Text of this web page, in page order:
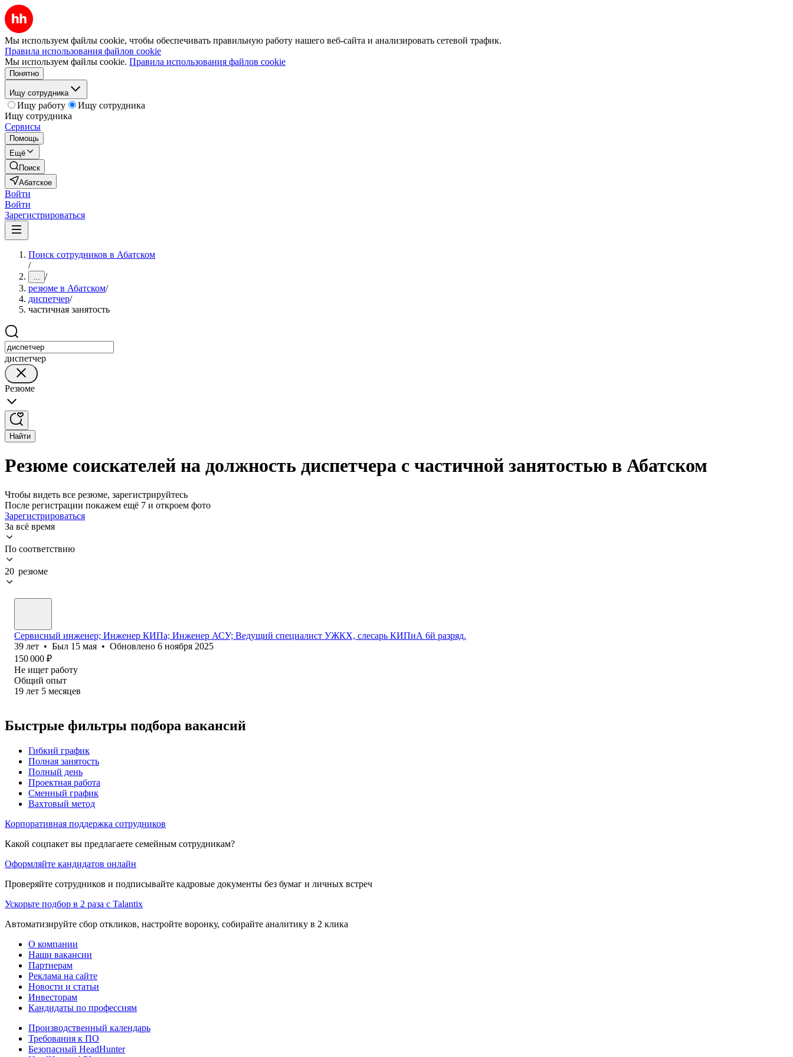
Мы используем файлы cookie, чтобы обеспечивать правильную работу нашего веб-сайта и анализировать сетевой трафик.
Правила использования файлов cookie
Мы используем файлы cookie. Правила использования файлов cookie
Понятно
Ищу сотрудника
Ищу работу
Ищу сотрудника
Ищу сотрудника
Сервисы
Помощь
Ещё
Поиск
Абатское
Войти
Войти
Зарегистрироваться
Поиск сотрудников в Абатском
/
... /
резюме в Абатском/
диспетчер/
частичная занятость
диспетчер
Резюме
Найти
Резюме соискателей на должность диспетчера с частичной занятостью в Абатском
Чтобы видеть все резюме, зарегистрируйтесь
После регистрации покажем ещё 7 и откроем фото
Зарегистрироваться
За всё время
По соответствию
20 резюме
Сервисный инженер; Инженер КИПа; Инженер АСУ; Ведущий специалист УЖКХ, слесарь КИПиА 6й разряд.
39 лет • Был 15 мая • Обновлено 6 ноября 2025
150 000 ₽
Не ищет работу
Общий опыт
19 лет 5 месяцев
Быстрые фильтры подбора вакансий
Гибкий график
Полная занятость
Полный день
Проектная работа
Сменный график
Вахтовый метод
Корпоративная поддержка сотрудников
Какой соцпакет вы предлагаете семейным сотрудникам?
Оформляйте кандидатов онлайн
Проверяйте сотрудников и подписывайте кадровые документы без бумаг и личных встреч
Ускорьте подбор в 2 раза с Talantix
Автоматизируйте сбор откликов, настройте воронку, собирайте аналитику в 2 клика
О компании
Наши вакансии
Партнерам
Реклама на сайте
Новости и статьи
Инвесторам
Кандидаты по профессиям
Производственный календарь
Требования к ПО
Безопасный HeadHunter